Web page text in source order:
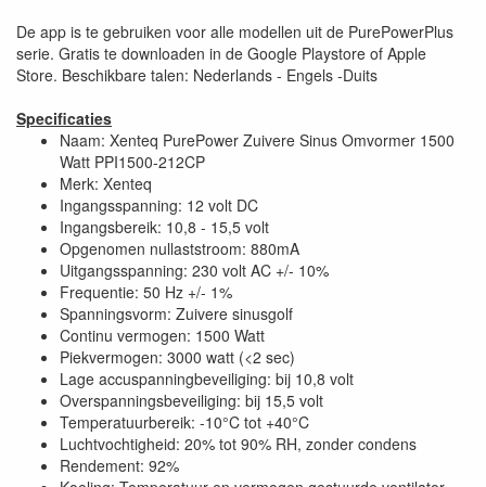
De app is te gebruiken voor alle modellen uit de PurePowerPlus
serie. Gratis te downloaden in de Google Playstore of Apple
Store. Beschikbare talen: Nederlands - Engels -Duits
Specificaties
Naam: Xenteq PurePower Zuivere Sinus Omvormer 1500
Watt PPI1500-212CP
Merk: Xenteq
Ingangsspanning: 12 volt DC
Ingangsbereik: 10,8 - 15,5 volt
Opgenomen nullaststroom: 880mA
Uitgangsspanning: 230 volt AC +/- 10%
Frequentie: 50 Hz +/- 1%
Spanningsvorm: Zuivere sinusgolf
Continu vermogen: 1500 Watt
Piekvermogen: 3000 watt (<2 sec)
Lage accuspanningbeveiliging: bij 10,8 volt
Overspanningsbeveiliging: bij 15,5 volt
Temperatuurbereik: -10°C tot +40°C
Luchtvochtigheid: 20% tot 90% RH, zonder condens
Rendement: 92%